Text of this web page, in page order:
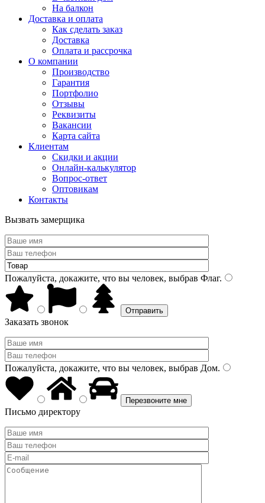
На балкон
Доставка и оплата
Как сделать заказ
Доставка
Оплата и рассрочка
О компании
Производство
Гарантия
Портфолио
Отзывы
Реквизиты
Вакансии
Карта сайта
Клиентам
Скидки и акции
Онлайн-калькулятор
Вопрос-ответ
Оптовикам
Контакты
Вызвать замерщика
Пожалуйста, докажите, что вы человек, выбрав Флаг.
Заказать звонок
Пожалуйста, докажите, что вы человек, выбрав Дом.
Письмо директору